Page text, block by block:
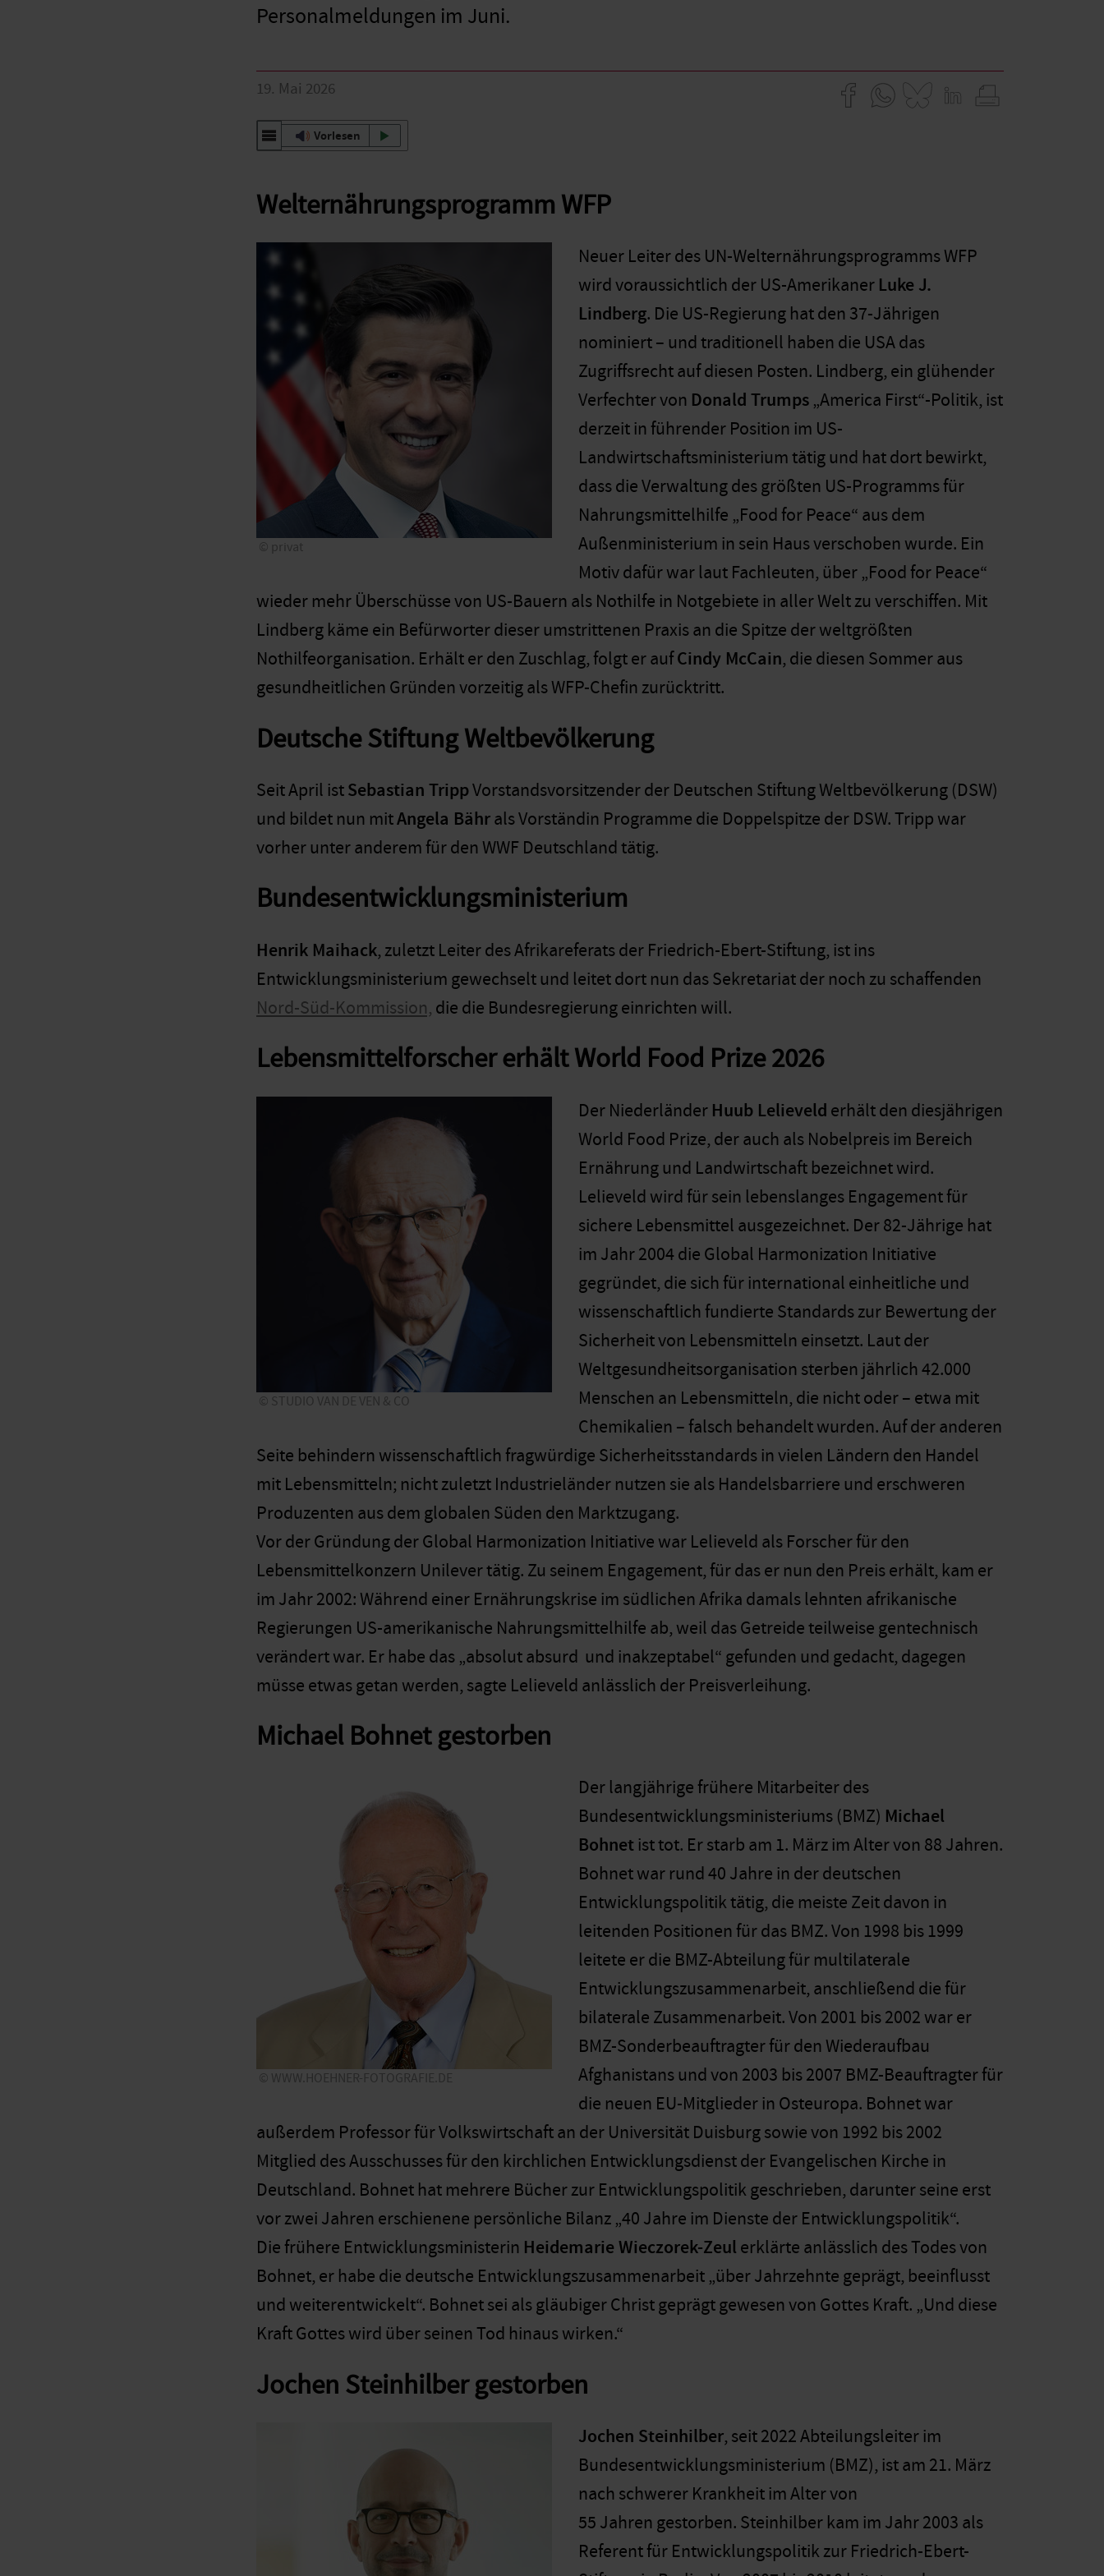
Personalmeldungen im Juni.
19. Mai 2026
Vorlesen
Welternährungsprogramm WFP
privat
Neuer Leiter des UN-Welternährungsprogramms WFP
wird voraussichtlich der US-Amerikaner Luke J.
Lindberg. Die US-Regierung hat den 37-Jährigen
nominiert – und traditionell haben die USA das
Zugriffsrecht auf diesen Posten. Lindberg, ein glühender
Verfechter von Donald Trumps „America First“-Politik, ist
derzeit in führender Position im US-
Landwirtschaftsministerium tätig und hat dort bewirkt,
dass die Verwaltung des größten US-Programms für
Nahrungsmittelhilfe „Food for Peace“ aus dem
Außenministerium in sein Haus verschoben wurde. Ein
Motiv dafür war laut Fachleuten, über „Food for Peace“
wieder mehr Überschüsse von US-Bauern als Nothilfe in Notgebiete in aller Welt zu verschiffen. Mit
Lindberg käme ein Befürworter dieser umstrittenen Praxis an die Spitze der weltgrößten
Nothilfeorganisation. Erhält er den Zuschlag, folgt er aufCindy McCain, die diesen Sommer aus
gesundheitlichen Gründen vorzeitig als WFP-Chefin zurücktritt.
Deutsche Stiftung ­Weltbevölkerung
Seit April istSebastian TrippVorstandsvorsitzender der Deutschen Stiftung Weltbevölkerung (DSW)
und bildet nun mitAngela Bährals Vorständin Programme die Doppelspitze der DSW. Tripp war
vorher unter anderem für den WWF Deutschland tätig.
Bundesentwicklungs­ministerium
Henrik Maihack, zuletzt Leiter des Afrikareferats der Friedrich-Ebert-Stiftung, ist ins
Entwicklungsministerium gewechselt und leitet dort nun das Sekretariat der noch zu schaffenden
Nord-Süd-Kommission, die die Bundesregierung einrichten will.
Lebensmittelforscher erhält World Food Prize 2026
STUDIO VAN DE VEN & CO
Der Niederländer Huub Lelieveld erhält den diesjährigen
World Food Prize, der auch als Nobelpreis im Bereich
Ernährung und Landwirtschaft bezeichnet wird.
Lelieveld wird für sein lebenslanges Engagement für
sichere Lebensmittel ausgezeichnet. Der 82-Jährige hat
im Jahr 2004 die Global Harmonization Initiative
gegründet, die sich für international einheitliche und
wissenschaftlich fundierte Standards zur Bewertung der
Sicherheit von Lebensmitteln einsetzt. Laut der
Weltgesundheitsorganisation sterben jährlich 42.000
Menschen an ­Lebensmitteln, die nicht oder – etwa mit
Chemikalien – falsch behandelt wurden. Auf der anderen
Seite behindern wissenschaftlich fragwürdige Sicherheitsstandards in vielen Ländern den Handel
mit Lebensmitteln; nicht zuletzt Industrieländer nutzen sie als Handelsbarriere und erschweren
Produzenten aus dem globalen Süden den Marktzugang.
Vor der Gründung der Global Harmonization Initiative war Lelieveld als Forscher für den
Lebensmittelkonzern Unilever tätig. Zu seinem Engagement, für das er nun den Preis erhält, kam er
im Jahr 2002: Während einer Ernährungskrise im südlichen Afrika damals lehnten afrikanische
Regierungen US-amerikanische Nahrungsmittelhilfe ab, weil das Getreide teilweise gentechnisch
verändert war. Er habe das „absolut absurd und inakzeptabel“ gefunden und gedacht, dagegen
müsse etwas getan werden, sagte Lelieveld anlässlich der Preisverleihung.
Michael Bohnet gestorben
WWW.HOEHNER-FOTOGRAFIE.DE
Der langjährige frühere Mitarbeiter des
Bundesentwicklungsministeriums (BMZ) Michael
Bohnet ist tot. Er starb am 1. März im Alter von 88 Jahren.
Bohnet war rund 40 Jahre in der deutschen
Entwicklungspolitik tätig, die meiste Zeit davon in
leitenden Positionen für das BMZ. Von 1998 bis 1999
leitete er die BMZ-Abteilung für multilaterale
Entwicklungszusammenarbeit, anschließend die für
bilaterale Zusammenarbeit. Von 2001 bis 2002 war er
BMZ-Sonderbeauftragter für den Wiederaufbau
Afghanistans und von 2003 bis 2007 BMZ-Beauftragter für
die neuen EU-Mitglieder in Osteuropa. Bohnet war
außerdem Professor für Volkswirtschaft an der Universität Duisburg sowie von 1992 bis 2002
Mitglied des Ausschusses für den kirchlichen Entwicklungsdienst der Evangelischen Kirche in
Deutschland. Bohnet hat mehrere Bücher zur Entwicklungspolitik geschrieben, darunter seine erst
vor zwei Jahren erschienene persönliche Bilanz „40 Jahre im Dienste der Entwicklungspolitik“.
Die frühere Entwicklungsministerin Heidemarie Wieczorek-Zeul erklärte anlässlich des Todes von
Bohnet, er habe die deutsche Entwicklungszusammenarbeit „über Jahrzehnte geprägt, beeinflusst
und weiterentwickelt“. Bohnet sei als gläubiger Christ geprägt gewesen von Gottes Kraft. „Und diese
Kraft Gottes wird über seinen Tod hinaus wirken.“
Jochen Steinhilber gestorben
Jochen Steinhilber, seit 2022 Abteilungsleiter im
Bundesentwicklungsministerium (BMZ), ist am 21. März
nach schwerer Krankheit im Alter von
55 Jahren gestorben. Steinhilber kam im Jahr 2003 als
Referent für Entwicklungspolitik zur Friedrich-Ebert-